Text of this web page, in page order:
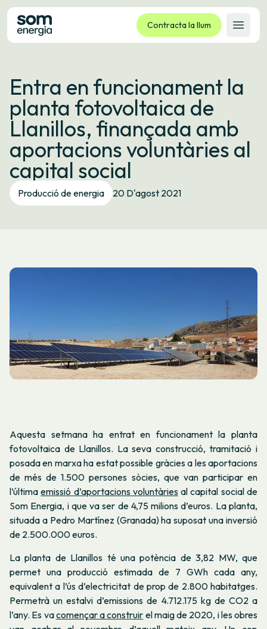
Contracta la llum
Obrir
Tarifes
Serveis
Empreses
La cooperativa
Contacte
Tràmits
Oficina virtual
Entra en funcionament la
planta fotovoltaica de
Llanillos, finançada amb
aportacions voluntàries al
capital social
Producció de energia 20 D'agost 2021
Aquesta setmana ha entrat en funcionament la planta
fotovoltaica de Llanillos. La seva construcció, tramitació i
posada en marxa ha estat possible gràcies a les aportacions
de més de 1.500 persones sòcies, que van participar en
l’últimaemissió d’aportacions voluntàriesal capital social de
Som Energia, i que va ser de 4,75 milions d’euros. La planta,
situada a Pedro Martínez (Granada) ha suposat una inversió
de 2.500.000 euros.
La planta de Llanillos té una potència de 3,82 MW, que
permet una producció estimada de 7 GWh cada any,
equivalent a l’ús d’electricitat de prop de 2.800 habitatges.
Permetrà un estalvi d’emissions de 4.712.175 kg de CO2 a
l’any. Es vacomençar a construir el maig de 2020, i les obres